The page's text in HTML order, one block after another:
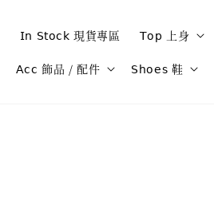
𝖨𝗇 𝖲𝗍𝗈𝖼𝗄 現貨專區 𝖳𝗈𝗉 上身
𝖠𝖼𝖼 飾品 / 配件 𝖲𝗁𝗈𝖾𝗌 鞋